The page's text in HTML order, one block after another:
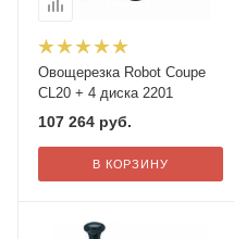
Овощерезка Robot Coupe
CL20 + 4 диска 2201
107 264 руб.
В КОРЗИНУ